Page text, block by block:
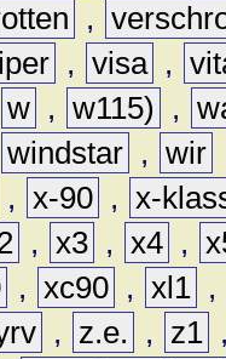
,
, visa ,
w , w115) ,
windstar , wir
, x-90 , x-
, x3 , x4 ,
, xc90 , xl1 ,
, z.e. , z1